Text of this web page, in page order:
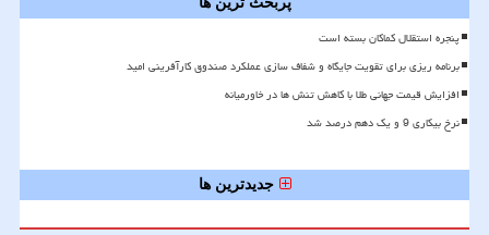
پنجره استقلال کماکان بسته است
برنامه ریزی برای تقویت جایگاه و شفاف سازی عملکرد صندوق کارآفرینی امید
افزایش قیمت جهانی طلا با کاهش تنش ها در خاورمیانه
نرخ بیکاری 9 و یک دهم درصد شد
جدیدترین ها